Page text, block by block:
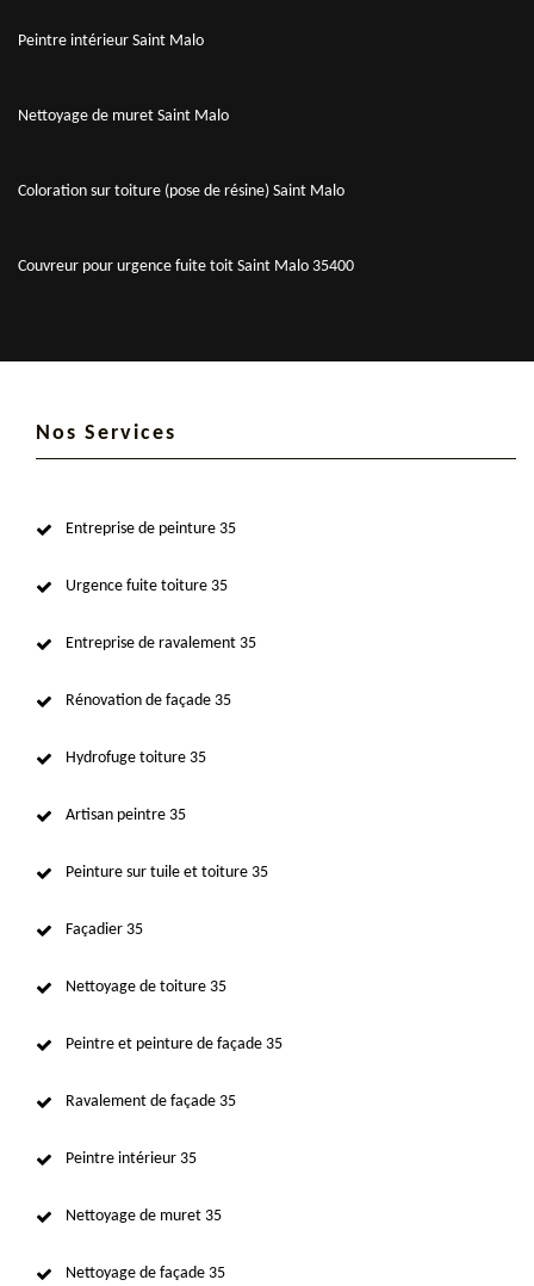
Peintre intérieur Saint Malo
Nettoyage de muret Saint Malo
Coloration sur toiture (pose de résine) Saint Malo
Couvreur pour urgence fuite toit Saint Malo 35400
Nos Services
Entreprise de peinture 35
Urgence fuite toiture 35
Entreprise de ravalement 35
Rénovation de façade 35
Hydrofuge toiture 35
Artisan peintre 35
Peinture sur tuile et toiture 35
Façadier 35
Nettoyage de toiture 35
Peintre et peinture de façade 35
Ravalement de façade 35
Peintre intérieur 35
Nettoyage de muret 35
Nettoyage de façade 35